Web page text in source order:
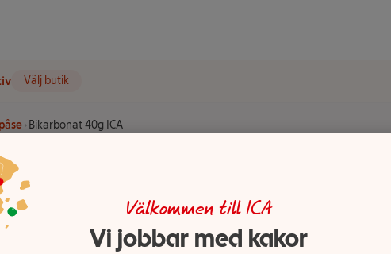
Välj butik
Bikarbonat 40g ICA
Välkommen till ICA
Vi jobbar med kakor